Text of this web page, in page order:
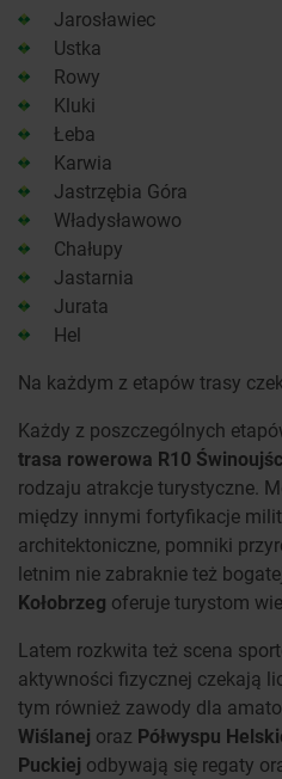
Jarosławiec
Ustka
Rowy
Kluki
Łeba
Karwia
Jastrzębia Góra
Władysławowo
Chałupy
Jastarnia
Jurata
Hel
Na każdym z etapów trasy
Każdy z poszczególnych
trasa rowerowa R10
rodzaju atrakcje turystyczne.
między innymi fortyfikacje
architektoniczne, pomniki
letnim nie zabraknie też
Kołobrzeg oferuje turystom
Latem rozkwita też scena
aktywności fizycznej czekają
tym również zawody dla
Wiślanej oraz Półwyspu
Puckiej odbywają się regaty